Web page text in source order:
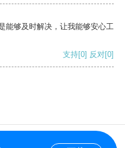
能够及时解决，让我能够安心工
支持[0] 反对[0]